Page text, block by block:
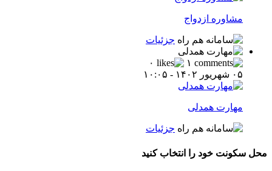
مشاوره ازدواج
جزئیات
۰۵ شهریور ۱۴۰۲ - ۱۰:۰۵
مهارت همدلی
جزئیات
محل سکونت خود را انتخاب کنید